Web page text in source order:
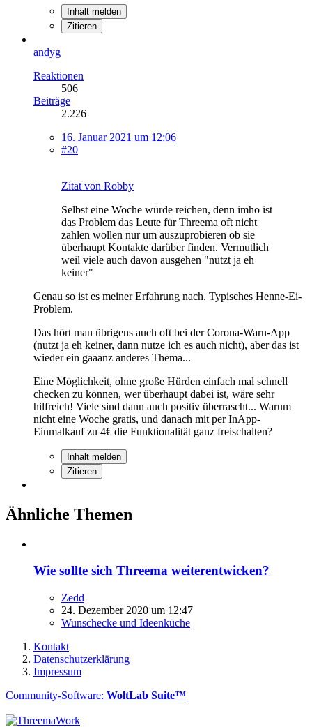
Inhalt melden
Zitieren
andyg
Reaktionen
506
Beiträge
2.226
16. Januar 2021 um 12:06
#20
Zitat von Robby
Selbst eine Woche würde reichen, denn imho ist
das Problem das Leute für Threema oft nicht
zahlen wollen nur um auszuprobieren ob sie
überhaupt Kontakte darüber finden. Vermutlich
weil viele auch davon ausgehen "nutzt ja eh
keiner"
Genau so ist es meiner Erfahrung nach. Typisches Henne-Ei-
Problem.
Das hört man übrigens auch oft bei der Corona-Warn-App
(nutzt ja eh keiner, dann nutze ich es auch nicht), aber das ist
wieder ein gaaanz anderes Thema...
Eine Möglichkeit, ohne große Hürden einfach mal schnell
checken zu können, wer überhaupt dabei ist, wäre sehr
hilfreich! Viele sind dann auch positiv überrascht... Warum
nicht eine Woche gratis, und danach mit per InApp-
Einmalkauf zu 4€ die Funktionalität ganz freischalten?
Inhalt melden
Zitieren
Ähnliche Themen
Wie sollte sich Threema weiterentwicken?
Zedd
24. Dezember 2020 um 12:47
Wunschecke und Ideenküche
Kontakt
Datenschutzerklärung
Impressum
Community-Software: WoltLab Suite™